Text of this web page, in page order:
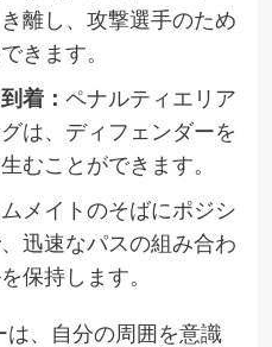
離し、攻撃選手のため
きます。
着： ペナルティエリア
は、ディフェンダーを
むことができます。
メイトのそばにポジシ
迅速なパスの組み合わ
保持します。
、自分の周囲を意識